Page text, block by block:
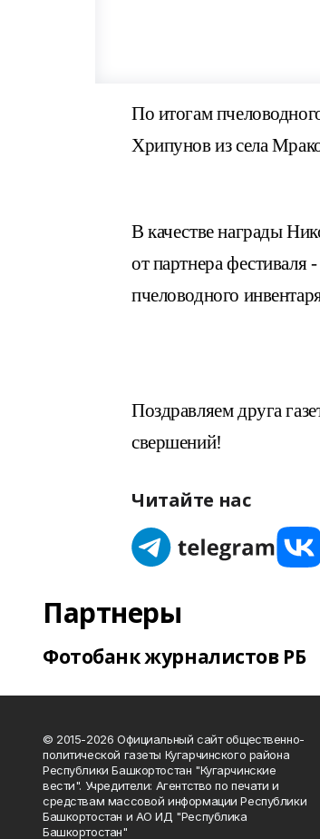
По итогам
Хрипунов из села
В качестве награды
от партнера
пчеловодного
Поздравляем друга
свершений!
Читайте нас
Партнеры
Фотобанк журналистов РБ
© 2015-2026 Официальный сайт общественно-
политической газеты Кугарчинского района
Республики Башкортостан "Кугарчинские
вести". Учредители: Агентство по печати и
средствам массовой информации Республики
Башкортостан и АО ИД "Республика
Башкортостан"